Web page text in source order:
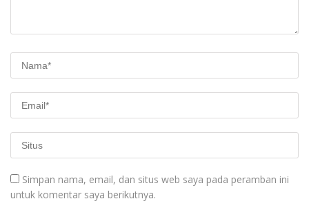
Simpan nama, email, dan situs web saya pada peramban ini
untuk komentar saya berikutnya.